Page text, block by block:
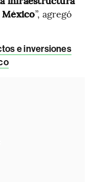
”, agregó
e inversiones